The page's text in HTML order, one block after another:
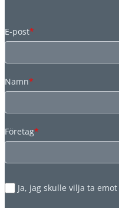
E-post*
Namn*
Företag*
Ja, jag skulle vilja ta